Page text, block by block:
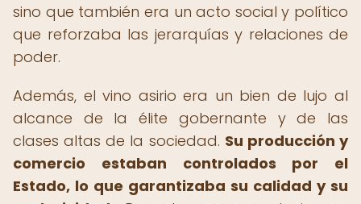
sino que también era un acto social y político
que reforzaba las jerarquías y relaciones de
poder.
Además, el vino asirio era un bien de lujo al
alcance de la élite gobernante y de las
clases altas de la sociedad. Su producción y
comercio estaban controlados por el
Estado, lo que garantizaba su calidad y su